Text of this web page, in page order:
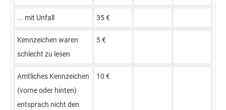
... mit Unfall 35 €
Kennzeichen waren
schlecht zu lesen
5 €
Amtliches Kennzeichen
(vorne oder hinten)
entsprach nicht den
10 €